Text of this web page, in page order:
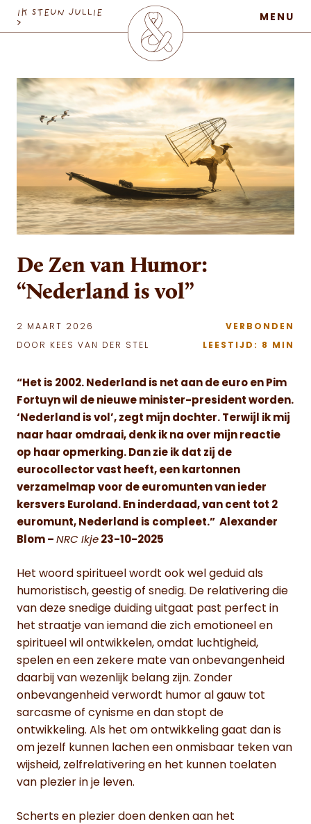
MaatschapWij
MENU
IK STEUN JULLIE
>
De Zen van Humor:
“Nederland is vol”
2 MAART 2026
DOOR KEES VAN DER STEL
VERBONDEN
LEESTIJD: 8 MIN
“Het is 2002. Nederland is net aan de euro en Pim
Fortuyn wil de nieuwe minister-president worden.
‘Nederland is vol’, zegt mijn dochter. Terwijl ik mij
naar haar omdraai, denk ik na over mijn reactie
op haar opmerking. Dan zie ik dat zij de
eurocollector vast heeft, een kartonnen
verzamelmap voor de euromunten van ieder
kersvers Euroland. En inderdaad, van cent tot 2
euromunt, Nederland is compleet.” Alexander
Blom – NRC Ikje 23-10-2025
Het woord spiritueel wordt ook wel geduid als
humoristisch, geestig of snedig. De relativering die
van deze snedige duiding uitgaat past perfect in
het straatje van iemand die zich emotioneel en
spiritueel wil ontwikkelen, omdat luchtigheid,
spelen en een zekere mate van onbevangenheid
daarbij van wezenlijk belang zijn. Zonder
onbevangenheid verwordt humor al gauw tot
sarcasme of cynisme en dan stopt de
ontwikkeling. Als het om ontwikkeling gaat dan is
om jezelf kunnen lachen een onmisbaar teken van
wijsheid, zelfrelativering en het kunnen toelaten
van plezier in je leven.
Scherts en plezier doen denken aan het